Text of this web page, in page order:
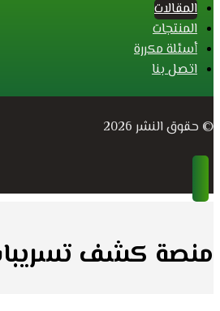
المقالات
المنتجات
أسئلة مكررة
اتصل بنا
© حقوق النشر 2026
منصة كشف